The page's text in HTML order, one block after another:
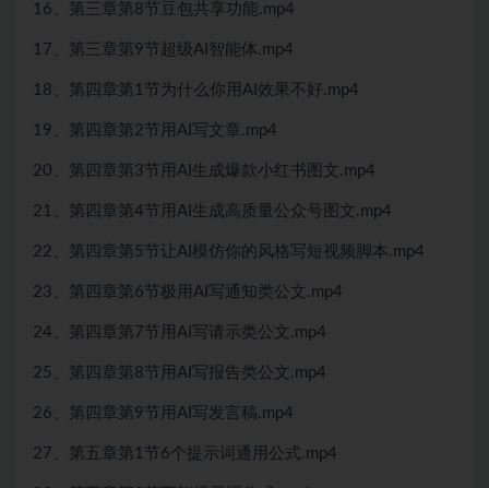
16、第三章第8节豆包共享功能.mp4
17、第三章第9节超级AI智能体.mp4
18、第四章第1节为什么你用AI效果不好.mp4
19、第四章第2节用AI写文章.mp4
20、第四章第3节用AI生成爆款小红书图文.mp4
21、第四章第4节用AI生成高质量公众号图文.mp4
22、第四章第5节让AI模仿你的风格写短视频脚本.mp4
23、第四章第6节极用AI写通知类公文.mp4
24、第四章第7节用AI写请示类公文.mp4
25、第四章第8节用AI写报告类公文.mp4
26、第四章第9节用AI写发言稿.mp4
27、第五章第1节6个提示词通用公式.mp4